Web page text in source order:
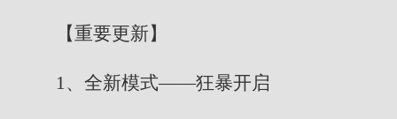
【重要更新】
1、全新模式——狂暴开启